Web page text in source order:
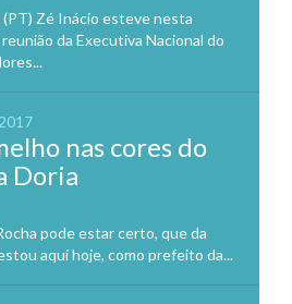
Zé Inácio esteve nesta
da Executiva Nacional do
nas cores do
Doria
pode estar certo, que da
aqui hoje, como prefeito da...